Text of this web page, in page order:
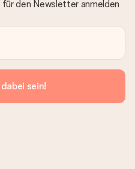
den Newsletter anmelden
sein!